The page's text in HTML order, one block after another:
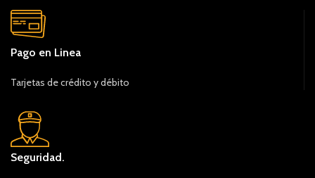
Pago en Linea
Tarjetas de crédito y débito
Seguridad.